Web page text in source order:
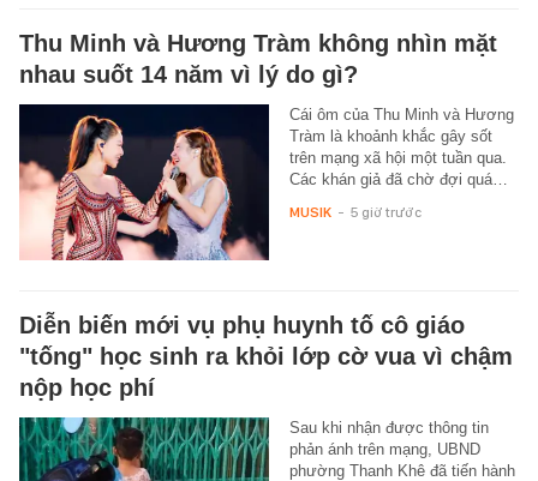
Thu Minh và Hương Tràm không nhìn mặt
nhau suốt 14 năm vì lý do gì?
Cái ôm của Thu Minh và Hương
Tràm là khoảnh khắc gây sốt
trên mạng xã hội một tuần qua.
Các khán giả đã chờ đợi quá…
MUSIK - 5 giờ trước
Diễn biến mới vụ phụ huynh tố cô giáo
"tống" học sinh ra khỏi lớp cờ vua vì chậm
nộp học phí
Sau khi nhận được thông tin
phản ánh trên mạng, UBND
phường Thanh Khê đã tiến hành